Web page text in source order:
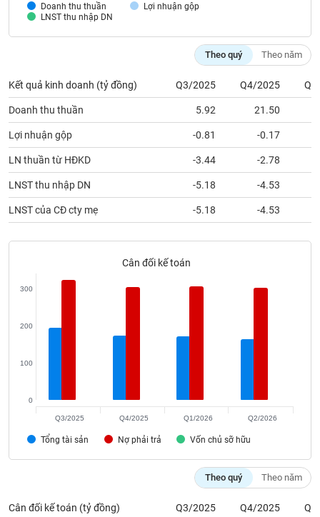
Doanh thu thuần
Lợi nhuận gộp
LNST thu nhập DN
Theo quý Theo năm
Kết quả kinh doanh (tỷ đồng) Q3/2025 Q4/2025
Doanh thu thuần 5.92 21.50
Lợi nhuận gộp -0.81 -0.17
LN thuần từ HĐKD -3.44 -2.78
LNST thu nhập DN -5.18 -4.53
LNST của CĐ cty mẹ -5.18 -4.53
Cân đối kế toán
Tổng tài sản Nợ phải trả Vốn chủ sỡ hữu
0
100
200
300
Q3/2025 Q4/2025 Q1/2026 Q2/2026
Theo quý Theo năm
Cân đối kế toán (tỷ đồng) Q3/2025 Q4/2025
viết
của
tác
cáo
phân
tích
(-)
ngữ
(-)
(-)
Đào
chính
Công